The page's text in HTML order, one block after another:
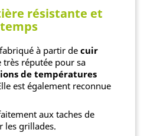
résistante et
à partir de cuir
très réputée pour sa
de températures
est également reconnue
aux taches de
les grillades.